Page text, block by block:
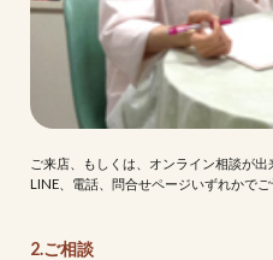
ご来店、もしくは、オンライン相談が出
LINE、電話、問合せページいずれかでご
2.ご相談